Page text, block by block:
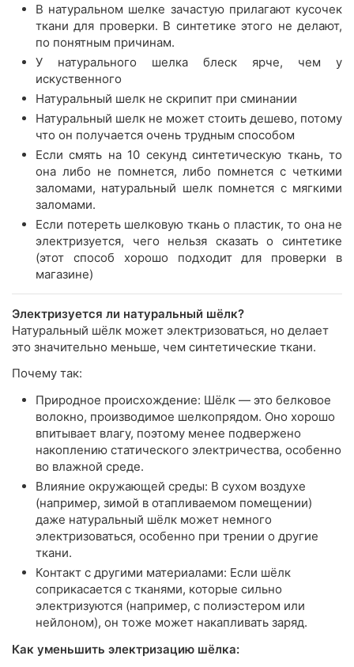
В натуральном шелке зачастую прилагают кусочек
ткани для проверки. В синтетике этого не делают,
по понятным причинам.
У натурального шелка блеск ярче, чем у
искуственного
Натуральный шелк не скрипит при сминании
Натуральный шелк не может стоить дешево, потому
что он получается очень трудным способом
Если смять на 10 секунд синтетическую ткань, то
она либо не помнется, либо помнется с четкими
заломами, натуральный шелк помнется с мягкими
заломами.
Если потереть шелковую ткань о пластик, то она не
электризуется, чего нельзя сказать о синтетике
(этот способ хорошо подходит для проверки в
магазине)
Электризуется ли натуральный шёлк?
Натуральный шёлк может электризоваться, но делает
это значительно меньше, чем синтетические ткани.
Почему так:
Природное происхождение: Шёлк — это белковое
волокно, производимое шелкопрядом. Оно хорошо
впитывает влагу, поэтому менее подвержено
накоплению статического электричества, особенно
во влажной среде.
Влияние окружающей среды: В сухом воздухе
(например, зимой в отапливаемом помещении)
даже натуральный шёлк может немного
электризоваться, особенно при трении о другие
ткани.
Контакт с другими материалами: Если шёлк
соприкасается с тканями, которые сильно
электризуются (например, с полиэстером или
нейлоном), он тоже может накапливать заряд.
Как уменьшить электризацию шёлка: